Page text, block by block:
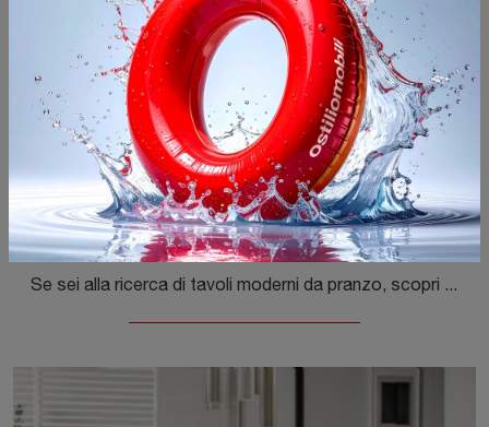
Paradise Cristallo
Se sei alla ricerca di tavoli moderni da pranzo, scopri i modelli fissi di Riflessi: clicca e scopri il modello Paradise Cristallo in vetro.